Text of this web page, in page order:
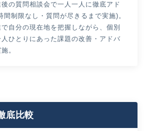
後の質問相談会で一人一人に徹底アド
間制限なし・質問が尽きるまで実施)。
自分の現在地を把握しながら、個別
ひとりにあった課題の改善・アドバ
。
底比較